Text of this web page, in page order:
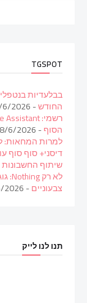
TGSPOT
החודש- 8/6/2026
הסוף- 8/6/2026
למרות המחאות:
דיסני+ סוף
שיתוף
צבעוניים- 8/6/2026
תנו לנו לייק